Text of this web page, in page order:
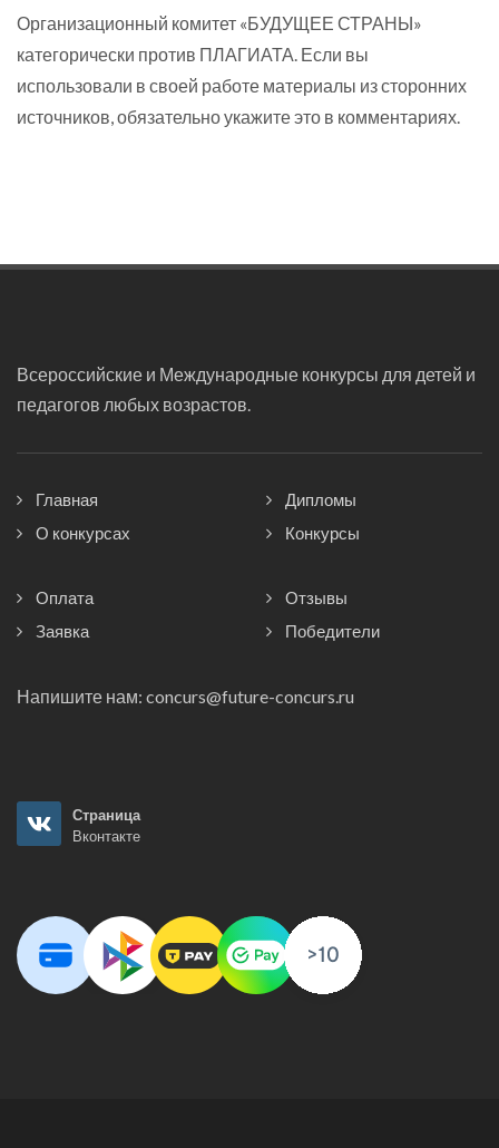
Организационный комитет «БУДУЩЕЕ СТРАНЫ»
категорически против ПЛАГИАТА. Если вы
использовали в своей работе материалы из сторонних
источников, обязательно укажите это в комментариях.
Всероссийские и Международные конкурсы для детей и
педагогов любых возрастов.
Главная
О конкурсах
Дипломы
Конкурсы
Оплата
Заявка
Отзывы
Победители
Напишите нам: concurs@future-concurs.ru
Страница
Вконтакте